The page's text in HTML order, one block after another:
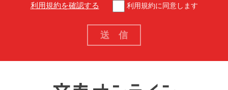
利用規約を確認する 利用規約に同意します